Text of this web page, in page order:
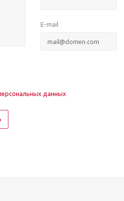
E-mail
данных